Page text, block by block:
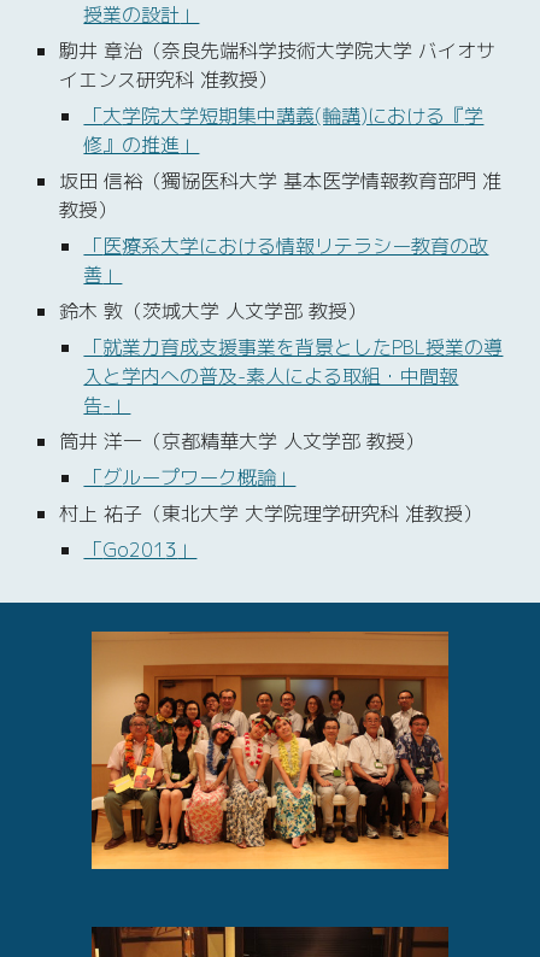
授業の設計 」
駒井 章治（奈良先端科学技術大学院大学 バイオサ
イエンス研究科 准教授）
「大学院大学短期集中講義(輪講)における『学
修』の推進 」
坂田 信裕（獨協医科大学 基本医学情報教育部門 准
教授）
「医療系大学における情報リテラシー教育の改
善 」
鈴木 敦（茨城大学 人文学部 教授）
「就業力育成支援事業を背景としたPBL授業の導
入と学内への普及-素人による取組・中間報
告- 」
筒井 洋一（京都精華大学 人文学部 教授）
「グループワーク概論 」
村上 祐子（東北大学 大学院理学研究科 准教授）
「Go201 3 」